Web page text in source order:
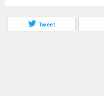
Tweet